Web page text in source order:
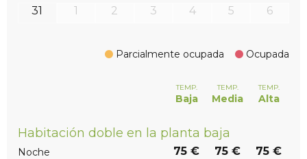
31 1 2 3 4 5 6
Parcialmente ocupada Ocupada
TEMP.
Baja
TEMP.
Media
TEMP.
Alta
Habitación doble en la planta baja
Noche 75 € 75 € 75 €